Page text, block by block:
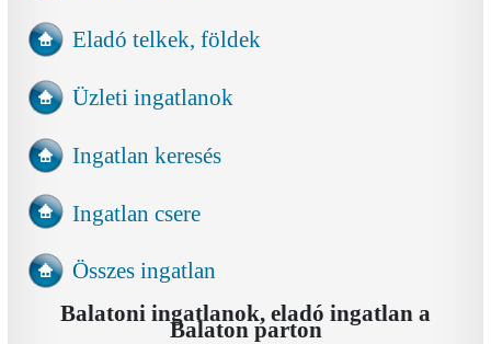
Eladó telkek, földek
Üzleti ingatlanok
Ingatlan keresés
Ingatlan csere
Összes ingatlan
Balatoni ingatlanok, eladó ingatlan a
Balaton parton